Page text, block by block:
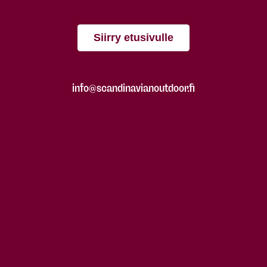
Siirry etusivulle
info@scandinavianoutdoor.fi